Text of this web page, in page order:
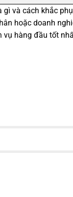
và cách khắc
hoặc doanh
hàng đầu tốt